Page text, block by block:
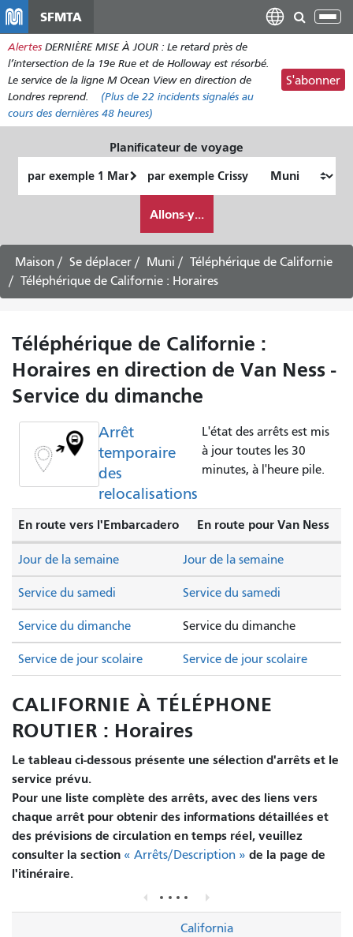
contenu
principal
SFMTA
Alertes DERNIÈRE MISE À JOUR : Le retard près de
l’intersection de la 19e Rue et de Holloway est résorbé.
Le service de la ligne M Ocean View en direction de
Londres reprend.
(Plus de 22 incidents signalés au
cours des dernières 48 heures)
S'abonner
Planificateur de voyage
de
final
je
veux
voyager
Allons-y...
Maison Se déplacer Muni
Téléphérique de Californie
Téléphérique de Californie : Horaires
Téléphérique de Californie :
Horaires en direction de Van Ness -
Service du dimanche
Arrêt
temporaire
des
relocalisations
L'état des arrêts est mis
à jour toutes les 30
minutes, à l'heure pile.
En route vers l'Embarcadero En route pour Van Ness
Service du samedi Service du samedi
Service du dimanche Service du dimanche
Jour de la semaine Jour de la semaine
Service de jour scolaire Service de jour scolaire
CALIFORNIE À TÉLÉPHONE
ROUTIER : Horaires
Le tableau ci-dessous présente une sélection d'arrêts et le
service prévu.
Pour une liste complète des arrêts, avec des liens vers
chaque arrêt pour obtenir des informations détaillées et
des prévisions de circulation en temps réel, veuillez
consulter la section « Arrêts/Description » de la page de
l'itinéraire.
California